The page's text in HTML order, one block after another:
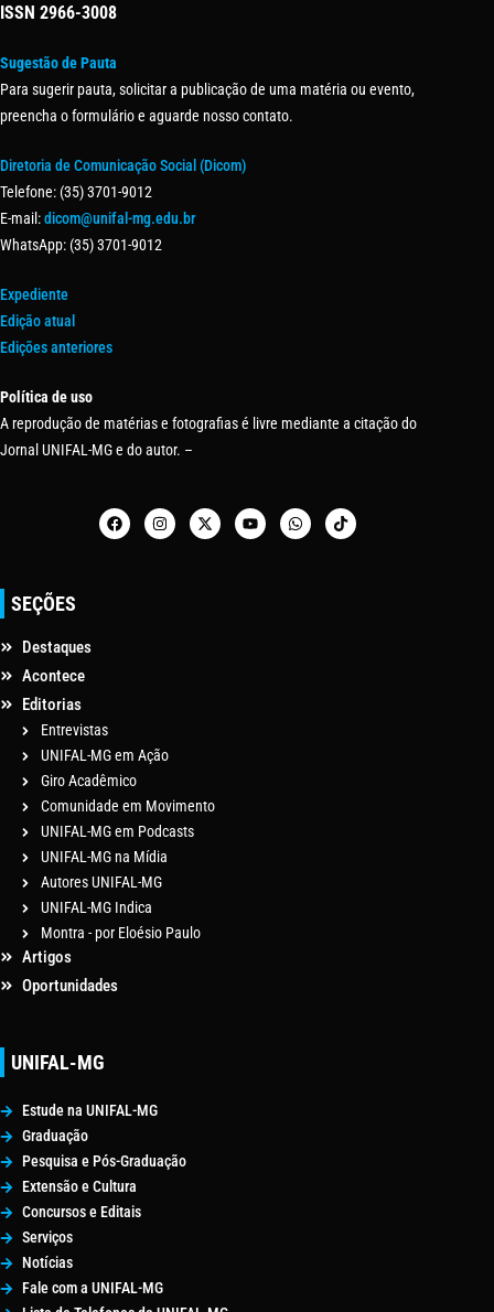
ISSN 2966-3008
Sugestão de Pauta
Para sugerir pauta, solicitar a publicação de uma matéria ou evento,
preencha o formulário e aguarde nosso contato.
Diretoria de Comunicação Social (Dicom)
Telefone: (35) 3701-9012
E-mail:dicom@unifal-mg.edu.br
WhatsApp: (35) 3701-9012
Expediente
Edição atual
Edições anteriores
Política de uso
A reprodução de matérias e fotografias é livre mediante a citação do
Jornal UNIFAL-MG e do autor. –
SEÇÕES
Destaques
Acontece
Editorias
Entrevistas
UNIFAL-MG em Ação
Giro Acadêmico
Comunidade em Movimento
UNIFAL-MG em Podcasts
UNIFAL-MG na Mídia
Autores UNIFAL-MG
UNIFAL-MG Indica
Montra - por Eloésio Paulo
Artigos
Oportunidades
UNIFAL-MG
Estude na UNIFAL-MG
Graduação
Pesquisa e Pós-Graduação
Extensão e Cultura
Concursos e Editais
Serviços
Notícias
Fale com a UNIFAL-MG